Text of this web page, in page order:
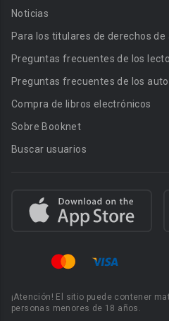
Noticias
Para los titulares de derechos de
Preguntas frecuentes de los
Preguntas frecuentes de los
Compra de libros electrónicos
Sobre Booknet
Buscar usuarios
¡Atención! El sitio puede contener
personas menores de 18 años.